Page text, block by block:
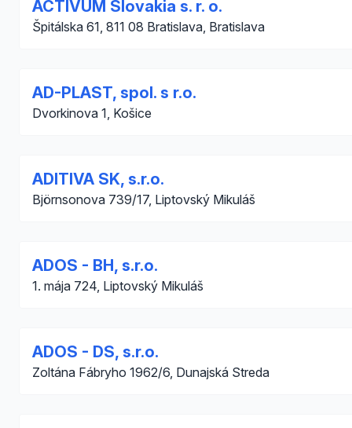
ACTIVUM Slovakia s. r. o.
Špitálska 61, 811 08 Bratislava, Bratislava
AD-PLAST, spol. s r.o.
Dvorkinova 1, Košice
ADITIVA SK, s.r.o.
Björnsonova 739/17, Liptovský Mikuláš
ADOS - BH, s.r.o.
1. mája 724, Liptovský Mikuláš
ADOS - DS, s.r.o.
Zoltána Fábryho 1962/6, Dunajská Streda